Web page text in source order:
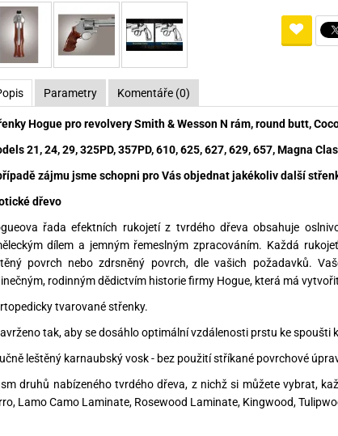
pro zbraně na ZP
pro nože
Pro lištu weaver a picatinny
Adaptéry
Pro lištu 15 - 17 mm
Náboje na ZP Pistolové a revolverové náboje
Brokové náboje
Malorážkové náboje
Pro perkusní zbraně
Parametry Komentáře (0)
Hogue pro revolvery Smith & Wesson N rám, round butt,
21, 24, 29, 325PD, 357PD, 610, 625, 627, 629, 657, Magna
zájmu jsme schopni pro Vás objednat jakékoliv další
dřevo
řada efektních rukojetí z tvrdého dřeva obsahuje
dílem a jemným řemeslným zpracováním. Každá
povrch nebo zdrsněný povrch, dle vašich požadavků.
rodinným dědictvím historie firmy Hogue, která má
tvarované střenky.
tak, aby se dosáhlo optimální vzdálenosti prstu ke spoušti
leštěný karnaubský vosk - bez použití stříkané povrchové
druhů nabízeného tvrdého dřeva, z nichž si můžete vybrat,
Lamo Camo Laminate, Rosewood Laminate, Kingwood,